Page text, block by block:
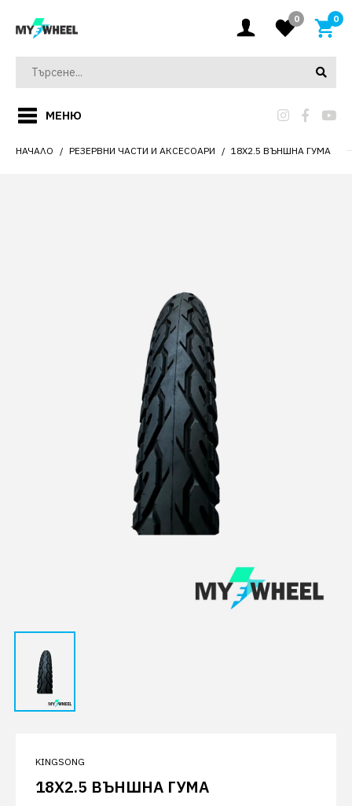
0 0
МЕНЮ
НАЧАЛО РЕЗЕРВНИ ЧАСТИ И АКСЕСОАРИ 18X2.5 ВЪНШНА ГУМА
KINGSONG
18X2.5 ВЪНШНА ГУМА